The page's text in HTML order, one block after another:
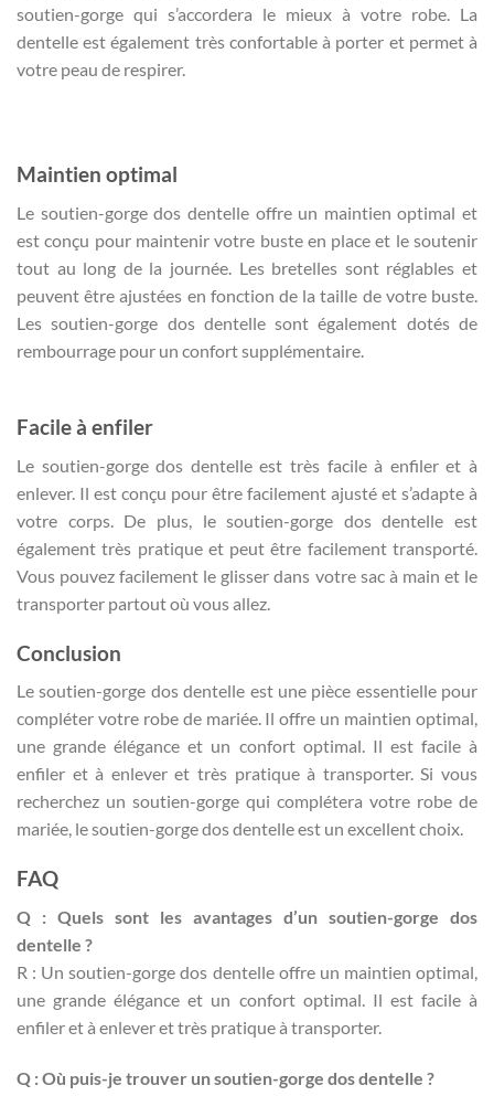
soutien-gorge qui s’accordera le mieux à votre robe. La
dentelle est également très confortable à porter et permet à
votre peau de respirer.
Maintien optimal
Le soutien-gorge dos dentelle offre un maintien optimal et
est conçu pour maintenir votre buste en place et le soutenir
tout au long de la journée. Les bretelles sont réglables et
peuvent être ajustées en fonction de la taille de votre buste.
Les soutien-gorge dos dentelle sont également dotés de
rembourrage pour un confort supplémentaire.
Facile à enfiler
Le soutien-gorge dos dentelle est très facile à enfiler et à
enlever. Il est conçu pour être facilement ajusté et s’adapte à
votre corps. De plus, le soutien-gorge dos dentelle est
également très pratique et peut être facilement transporté.
Vous pouvez facilement le glisser dans votre sac à main et le
transporter partout où vous allez.
Conclusion
Le soutien-gorge dos dentelle est une pièce essentielle pour
compléter votre robe de mariée. Il offre un maintien optimal,
une grande élégance et un confort optimal. Il est facile à
enfiler et à enlever et très pratique à transporter. Si vous
recherchez un soutien-gorge qui complétera votre robe de
mariée, le soutien-gorge dos dentelle est un excellent choix.
FAQ
Q : Quels sont les avantages d’un soutien-gorge dos
dentelle ?
R : Un soutien-gorge dos dentelle offre un maintien optimal,
une grande élégance et un confort optimal. Il est facile à
enfiler et à enlever et très pratique à transporter.
Q : Où puis-je trouver un soutien-gorge dos dentelle ?